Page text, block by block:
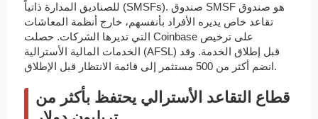
للصناديق المدارة ذاتياً (SMSFs). صندوق SMSF هو صندوق
تقاعد خاص يديره الأفراد بأنفسهم، خارج أنظمة المعاشات
التي تديرها الشركات. حصلت Coinbase على ترخيص
الخدمات المالية الأسترالية (AFSL) قبل إطلاق الخدمة. وقد
انضم أكثر من 500 مستثمر إلى قائمة الانتظار قبل الإطلاق.
قطاع التقاعد الأسترالي يحتفظ بأكثر من